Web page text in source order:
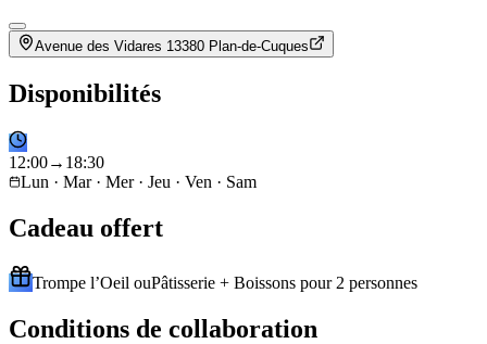
Avenue des Vidares 13380 Plan-de-Cuques
Disponibilités
12:00→ 18:30
Lun · Mar · Mer · Jeu · Ven · Sam
Cadeau offert
Trompe l’Oeil ouPâtisserie + Boissons pour 2 personnes
Conditions de collaboration